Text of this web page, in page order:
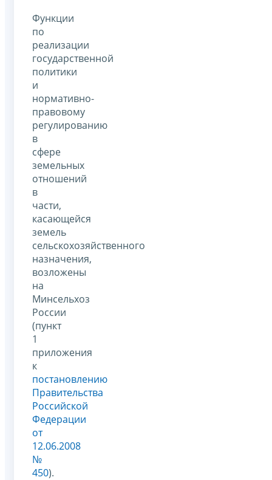
Функции
по
реализации
государственной
политики
и
нормативно-
правовому
регулированию
в
сфере
земельных
отношений
в
части,
касающейся
земель
сельскохозяйственного
назначения,
возложены
на
Минсельхоз
России
(пункт
1
приложения
к
постановлению
Правительства
Российской
Федерации
от
12.06.2008
№
450).